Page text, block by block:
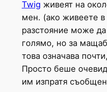
Twig живеят на
мен. (ако живеете в
разстояние може
голямо, но за
това означава
Просто беше
им изпратя